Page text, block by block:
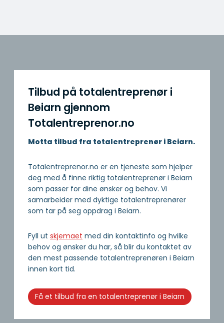
Tilbud på totalentreprenør i
Beiarn gjennom
Totalentreprenor.no
Motta tilbud fra totalentreprenør i Beiarn.
Totalentreprenor.no er en tjeneste som hjelper
deg med å finne riktig totalentreprenør i Beiarn
som passer for dine ønsker og behov. Vi
samarbeider med dyktige totalentreprenører
som tar på seg oppdrag i Beiarn.
Fyll ut skjemaet med din kontaktinfo og hvilke
behov og ønsker du har, så blir du kontaktet av
den mest passende totalentreprenøren i Beiarn
innen kort tid.
Få et tilbud fra en totalentreprenør i Beiarn